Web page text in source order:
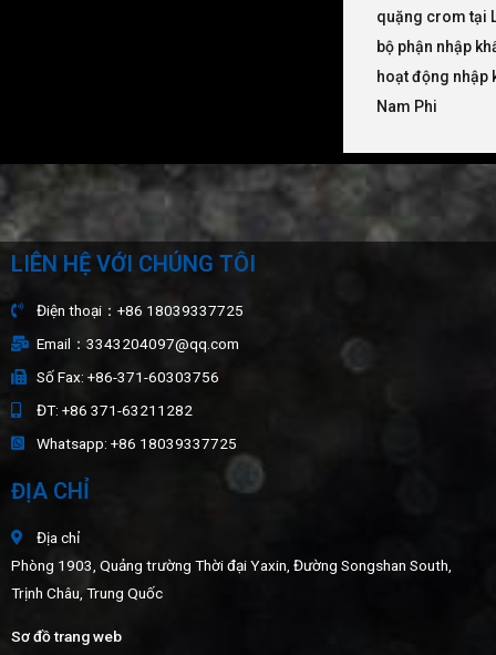
quặng crom tại
bộ phận nhập
hoạt động nhập
Nam Phi
LIÊN HỆ VỚI CHÚNG TÔI
Điện thoại：+86 18039337725
Email：3343204097@qq.com
Số Fax: +86-371-60303756
ĐT: +86 371-63211282
Whatsapp: +86 18039337725
ĐỊA CHỈ
Địa chỉ
Phòng 1903, Quảng trường Thời đại Yaxin, Đường Songshan South,
Trịnh Châu, Trung Quốc
Sơ đồ trang web